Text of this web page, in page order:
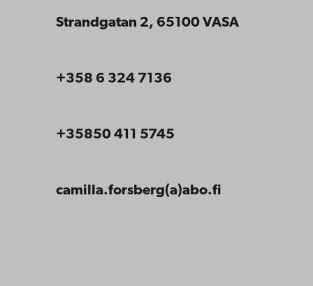
Strandgatan 2, 65100 VASA
+358 6 324 7136
+35850 411 5745
camilla.forsberg(a)abo.fi